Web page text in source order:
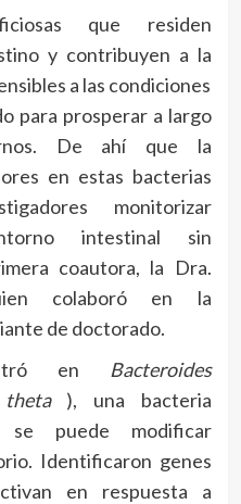
que residen
y contribuyen a la
a las condiciones
para prosperar a largo
De ahí que la
en estas bacterias
monitorizar
intestinal sin
coautora, la Dra.
colaboró ​​en la
de doctorado.
en
Bacteroides
), una bacteria
puede modificar
Identificaron genes
en respuesta a